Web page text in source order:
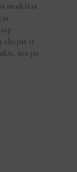
minkštas
aliejus ir
nes jis